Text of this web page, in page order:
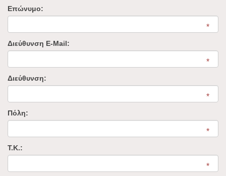
Επώνυμο:
Διεύθυνση E-Mail:
Διεύθυνση:
Πόλη:
Τ.Κ.: